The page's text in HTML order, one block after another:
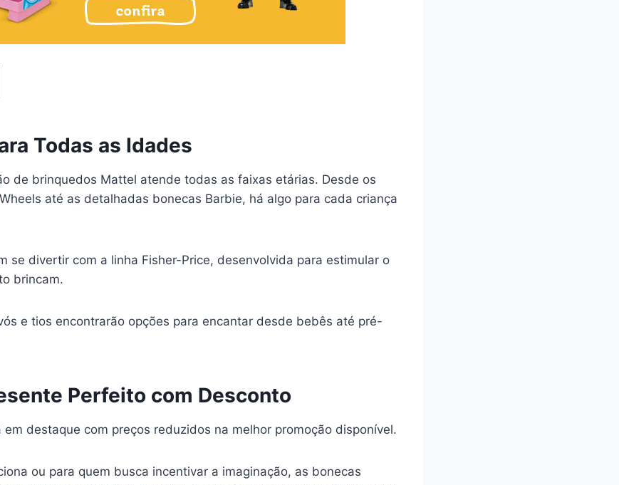
Todas as Idades
de brinquedos Mattel atende todas as faixas etárias. Desde os
até as detalhadas bonecas Barbie, há algo para cada criança
se divertir com a linha Fisher-Price, desenvolvida para estimular o
brincam.
e tios encontrarão opções para encantar desde bebês até pré-
Perfeito com Desconto
em destaque com preços reduzidos na melhor promoção disponível.
ou para quem busca incentivar a imaginação, as bonecas